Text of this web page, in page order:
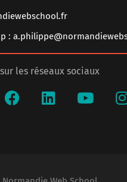
:
les réseaux sociaux